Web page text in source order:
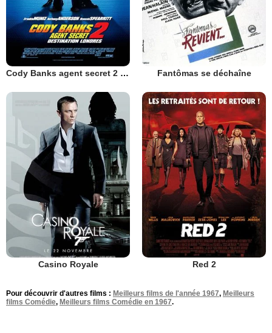
Cody Banks agent secret 2 destination Londres Fantômas se déchaîne
Casino Royale Red 2
Pour découvrir d'autres films : Meilleurs films de l'année 1967, Meilleurs
films Comédie, Meilleurs films Comédie en 1967.